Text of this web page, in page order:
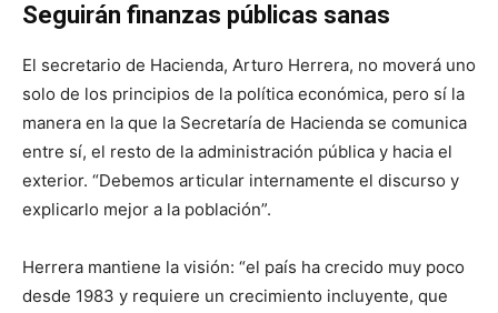
Seguirán finanzas públicas sanas
El secretario de Hacienda, Arturo Herrera, no moverá uno
solo de los principios de la política económica, pero sí la
manera en la que la Secretaría de Hacienda se comunica
entre sí, el resto de la administración pública y hacia el
exterior. “Debemos articular internamente el discurso y
explicarlo mejor a la población”.
Herrera mantiene la visión: “el país ha crecido muy poco
desde 1983 y requiere un crecimiento incluyente, que